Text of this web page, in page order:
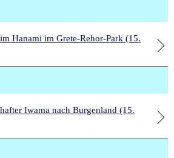
Hanami im Grete-Rehor-Park (15.
Iwama nach Burgenland (15.